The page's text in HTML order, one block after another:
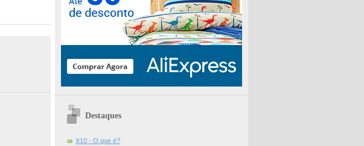
Destaques
X10 - O que é?